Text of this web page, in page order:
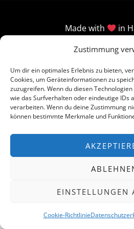
Zustimmung
Um dir ein optimales Erlebnis zu bieten,
Cookies, um Geräteinformationen zu
zuzugreifen. Wenn du diesen
wie das Surfverhalten oder eindeutige IDs
verarbeiten. Wenn du deine Zustimmung
können bestimmte Merkmale und
EINSTELLUNGEN
Cookie-Richtlinie
Made with in